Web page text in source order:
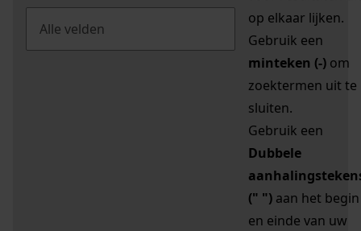
op elkaar lijken.
Gebruik een
minteken (-) om
zoektermen uit te
sluiten.
Gebruik een
Dubbele
(" ") aan het begin
en einde van uw